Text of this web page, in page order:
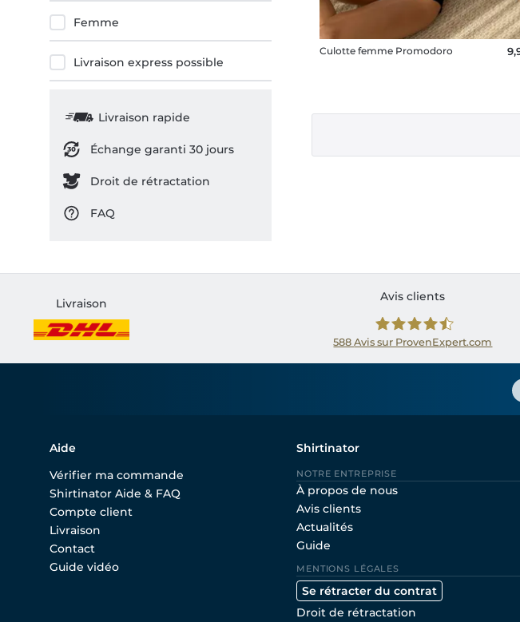
Femme
Livraison express possible
Livraison rapide
Échange garanti 30 jours
Droit de rétractation
FAQ
Culotte femme Promodoro
Livraison
Avis clients
588Avis sur ProvenExpert.com
Aide
Vérifier ma commande
Shirtinator Aide & FAQ
Compte client
Livraison
Contact
Guide vidéo
Shirtinator
NOTRE ENTREPRISE
À propos de nous
Avis clients
Actualités
Guide
MENTIONS LÉGALES
Se rétracter du contrat
Droit de rétractation